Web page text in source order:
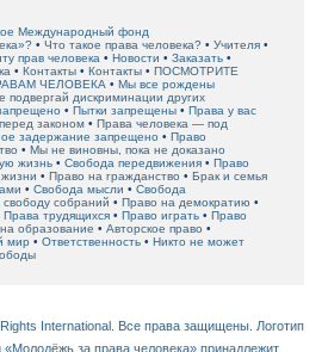
Международный фонд
Что такое права человека?
Учителя
прав человека Новости
Заказать
Контакты Контакты
ПОСМОТРИТЕ
ЧЕЛОВЕКА
Мы все рождены
подвергай дискриминации других
Пытки запрещены
Права у вас
законом
Права человека — под
задержание запрещено
Право
Мы не виновны, пока не доказано
жизнь Свобода передвижения
Право
Право на гражданство
Брак и семья
Свобода мысли
Свобода
собраний
Право на демократию
Права трудящихся Право играть
Право
образование
Авторское право
мир
Ответственность
Никто не может
International. Все права защищены. Логотип
за права человека» принадлежит